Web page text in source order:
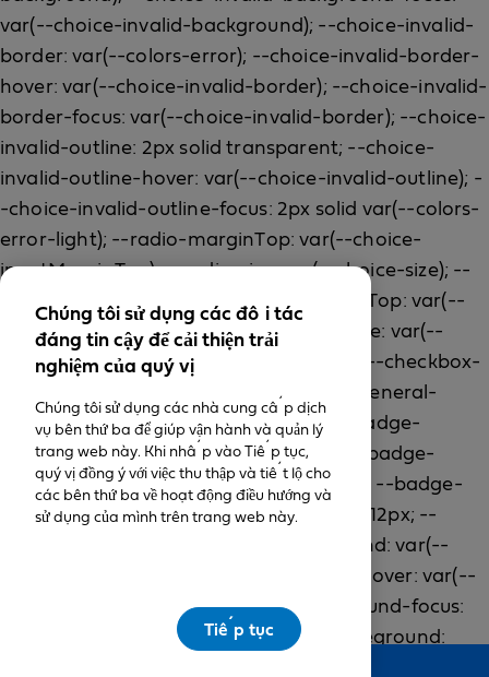
Chúng tôi sử dụng các đối tác
đáng tin cậy để cải thiện trải
nghiệm của quý vị
Chúng tôi sử dụng các nhà cung cấp dịch
vụ bên thứ ba để giúp vận hành và quản lý
trang web này. Khi nhấp vào Tiếp tục,
quý vị đồng ý với việc thu thập và tiết lộ cho
các bên thứ ba về hoạt động điều hướng và
sử dụng của mình trên trang web này.
Tiếp tục